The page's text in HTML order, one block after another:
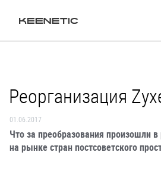
Реорганизация
01.06.2017
Что за преобразования произошли
на рынке стран постсоветского